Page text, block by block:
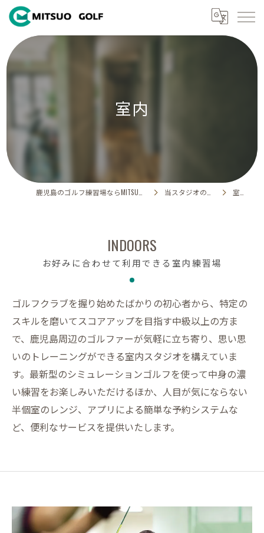
室内
当スタジオの特徴 室内
お好みに合わせて利用できる室内練習場
INDOORS
ゴルフクラブを握り始めたばかりの初心者から、特定の
スキルを磨いてスコアアップを目指す中級以上の方ま
で、鹿児島周辺のゴルファーが気軽に立ち寄り、思い思
いのトレーニングができる室内スタジオを構えていま
す。最新型のシミュレーションゴルフを使って中身の濃
い練習をお楽しみいただけるほか、人目が気にならない
半個室のレンジ、アプリによる簡単な予約システムな
ど、便利なサービスを提供いたします。